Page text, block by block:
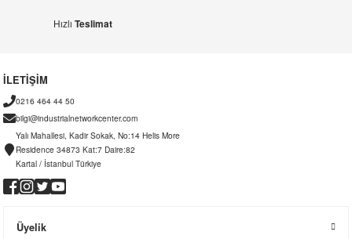
Hızlı Teslimat
İLETİŞİM
0216 464 44 50
bilgi@industrialnetworkcenter.com
Yalı Mahallesi, Kadir Sokak, No:14 Helis More
Residence 34873 Kat:7 Daire:82
Kartal / İstanbul Türkiye
Üyelik